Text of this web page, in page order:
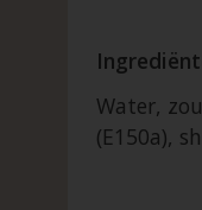
Water,
(E150a),